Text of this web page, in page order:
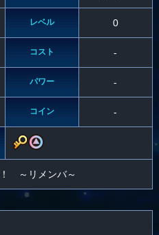
レベル 0
コスト -
パワー -
コイン -
～リメンバ～